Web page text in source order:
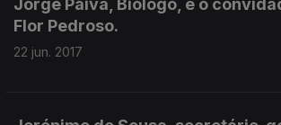
Jorge Paiva, Biólogo, é o
Flor Pedroso.
22 jun. 2017